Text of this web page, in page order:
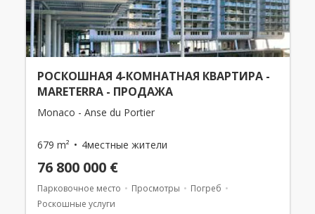
РОСКОШНАЯ 4-КОМНАТНАЯ КВАРТИРА -
MARETERRA - ПРОДАЖА
Monaco - Anse du Portier
679 m² 4местные жители
76 800 000 €
Парковочное место Просмотры
Погреб
Роскошные услуги